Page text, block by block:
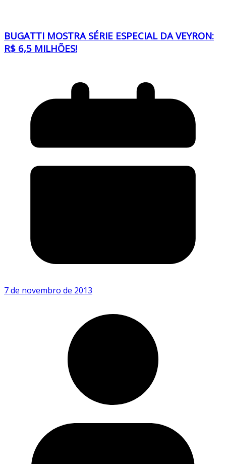
BUGATTI MOSTRA SÉRIE ESPECIAL DA VEYRON:
R$ 6,5 MILHÕES!
7 de novembro de 2013